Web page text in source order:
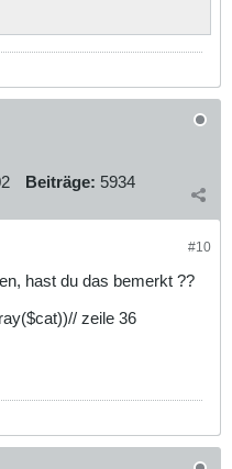
Beiträge: 5934
#10
hast du das bemerkt ??
zeile 36